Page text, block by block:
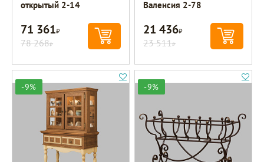
открытый 2-14
71 361Р
78 268Р
Валенсия 2-78
21 436Р
23 511Р
-9% -9%